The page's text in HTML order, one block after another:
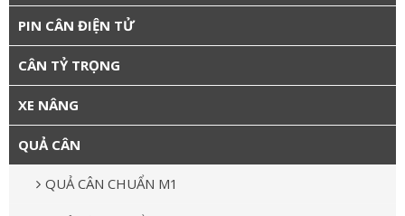
PIN CÂN ĐIỆN TỬ
CÂN TỶ TRỌNG
XE NÂNG
QUẢ CÂN
QUẢ CÂN CHUẨN M1